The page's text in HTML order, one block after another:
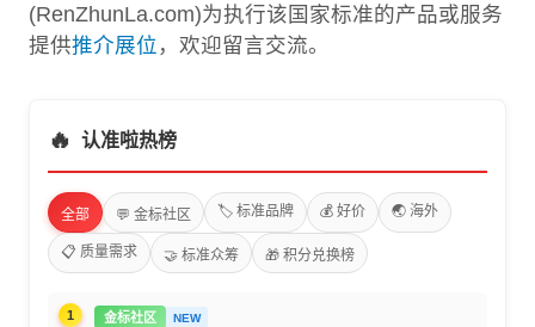
(RenZhunLa.com)为执行该国家标准的产品或服务
提供推介展位 ，欢迎留言交流。
🔥 认准啦热榜
全部 💬 金标社区 🏷️ 标准品牌 💰 好价 🌏 海外
📋 质量需求 🤝 标准众筹 🎁 积分兑换榜
1 金标社区 NEW